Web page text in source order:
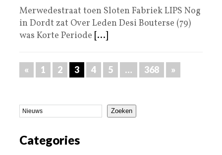
Merwedestraat toen Sloten Fabriek LIPS Nog
in Dordt zat Over Leden Desi Bouterse (79)
was Korte Periode [...]
« 1 2 3 4 5 … 368 »
Zoeken
Categories